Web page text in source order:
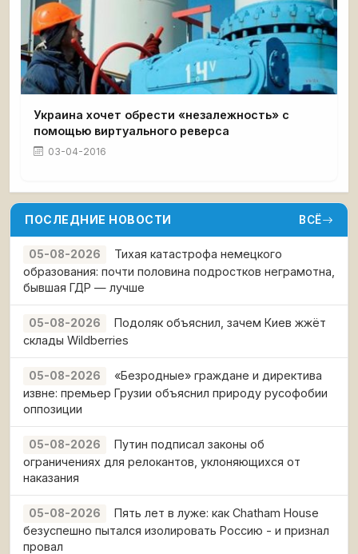
Украина хочет обрести «незалежность» с
помощью виртуального реверса
03-04-2016
ПОСЛЕДНИЕ НОВОСТИ ВСЁ
05-08-2026
Тихая катастрофа немецкого
образования: почти половина подростков неграмотна,
бывшая ГДР — лучше
05-08-2026
Подоляк объяснил, зачем Киев жжёт
склады Wildberries
05-08-2026
«Безродные» граждане и директива
извне: премьер Грузии объяснил природу русофобии
оппозиции
05-08-2026
Путин подписал законы об
ограничениях для релокантов, уклоняющихся от
наказания
05-08-2026
Пять лет в луже: как Chatham House
безуспешно пытался изолировать Россию - и признал
провал